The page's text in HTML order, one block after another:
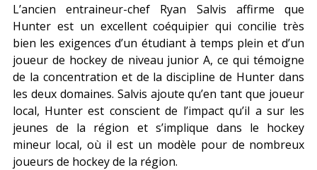
L’ancien entraineur-chef Ryan Salvis affirme que
Hunter est un excellent coéquipier qui concilie très
bien les exigences d’un étudiant à temps plein et d’un
joueur de hockey de niveau junior A, ce qui témoigne
de la concentration et de la discipline de Hunter dans
les deux domaines. Salvis ajoute qu’en tant que joueur
local, Hunter est conscient de l’impact qu’il a sur les
jeunes de la région et s’implique dans le hockey
mineur local, où il est un modèle pour de nombreux
joueurs de hockey de la région.